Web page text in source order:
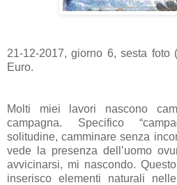
21-12-2017, giorno 6, sesta foto
Euro.
Molti miei lavori nascono
campagna. Specifico
solitudine, camminare senza
vede la presenza dell’uomo
avvicinarsi, mi nascondo.
inserisco elementi naturali